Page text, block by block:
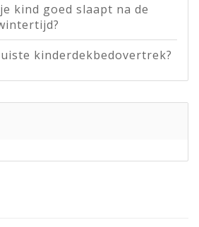
kind goed slaapt na de
kinderdekbedovertrek?